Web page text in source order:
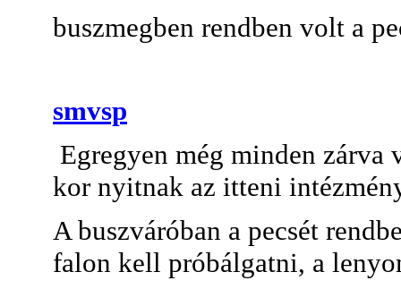
buszmegben rendben volt a
smvsp
Egregyen még minden
kor nyitnak az itteni
A buszváróban a pecsét
falon kell próbálgatni, a